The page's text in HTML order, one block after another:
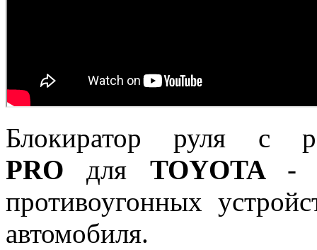
Блокиратор руля с
PRO для TOYOTA -
противоугонных
автомобиля.